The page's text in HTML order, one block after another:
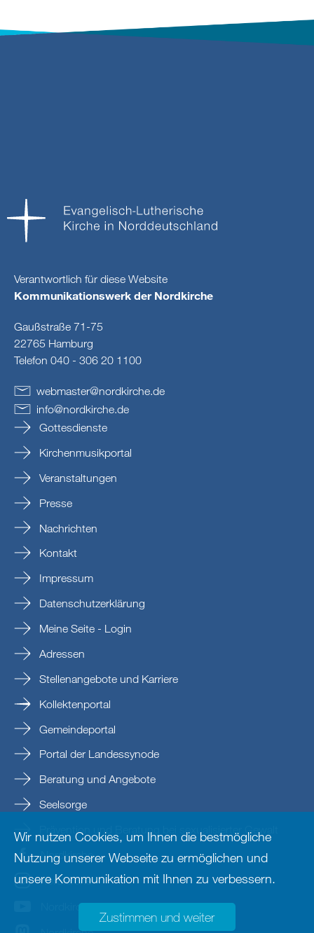
Verantwortlich für diese Website
Kommunikationswerk der Nordkirche
Gaußstraße 71-75
22765 Hamburg
Telefon 040 - 306 20 1100
webmaster@nordkirche.de
info@nordkirche.de
Gottesdienste
Kirchenmusikportal
Veranstaltungen
Presse
Nachrichten
Kontakt
Impressum
Datenschutzerklärung
Meine Seite - Login
Adressen
Stellenangebote und Karriere
Kollektenportal
Gemeindeportal
Portal der Landessynode
Beratung und Angebote
Seelsorge
Prävention und Beratung bei sexualisierter Gewalt
Nordkirche
nordkirche
Nordkirche
Wir nutzen Cookies, um Ihnen die bestmögliche
Nutzung unserer Webseite zu ermöglichen und
unsere Kommunikation mit Ihnen zu verbessern.
Zustimmen und weiter